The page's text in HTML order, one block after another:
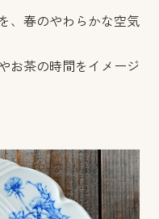
、春のやわらかな空気
お茶の時間をイメージ